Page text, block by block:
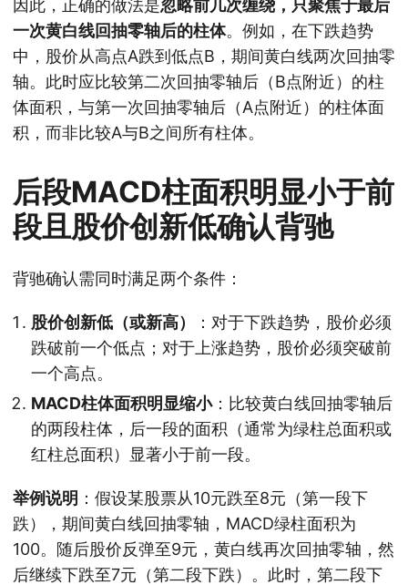
因此，正确的做法是忽略前几次缠绕，只聚焦于最后
一次黄白线回抽零轴后的柱体。例如，在下跌趋势
中，股价从高点A跌到低点B，期间黄白线两次回抽零
轴。此时应比较第二次回抽零轴后（B点附近）的柱
体面积，与第一次回抽零轴后（A点附近）的柱体面
积，而非比较A与B之间所有柱体。
后段MACD柱面积明显小于前
段且股价创新低确认背驰
背驰确认需同时满足两个条件：
股价创新低（或新高）
：对于下跌趋势，股价必须
跌破前一个低点；对于上涨趋势，股价必须突破前
一个高点。
MACD柱体面积明显缩小：比较黄白线回抽零轴后
的两段柱体，后一段的面积（通常为绿柱总面积或
红柱总面积）显著小于前一段。
举例说明 ：假设某股票从10元跌至8元（第一段下
跌），期间黄白线回抽零轴，MACD绿柱面积为
100。随后股价反弹至9元，黄白线再次回抽零轴，然
后继续下跌至7元（第二段下跌）。此时，第二段下